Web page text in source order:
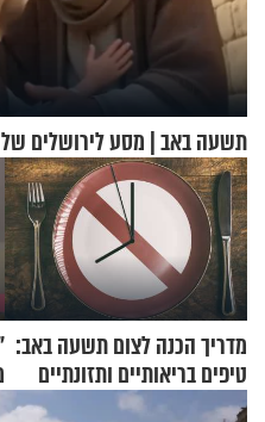
תשעה באב | מסע לירושלים
מדריך הכנה לצום תשעה באב:
טיפים בריאותיים ותזונתיים
לשמירה על הגוף